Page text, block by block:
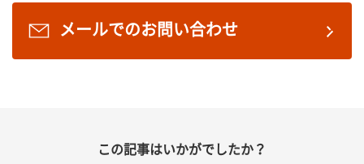
メールでのお問い合わせ
この記事はいかがでしたか？